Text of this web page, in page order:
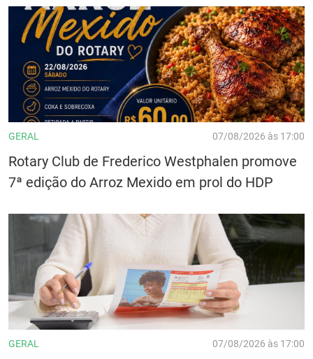
GERAL 07/08/2026 às 17:00
Rotary Club de Frederico Westphalen promove
7ª edição do Arroz Mexido em prol do HDP
GERAL 07/08/2026 às 17:00